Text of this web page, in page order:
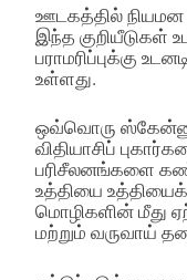
ஊடகத்தில் நியமன
இந்த குறியீடுகள்
பராமரிப்புக்கு
உள்ளது.
ஒவ்வொரு
விதியாசிப்
பரிசீலனங்களை
உத்தியை உத்தியைக்
மொழிகளின் மீது
மற்றும் வருவாய்